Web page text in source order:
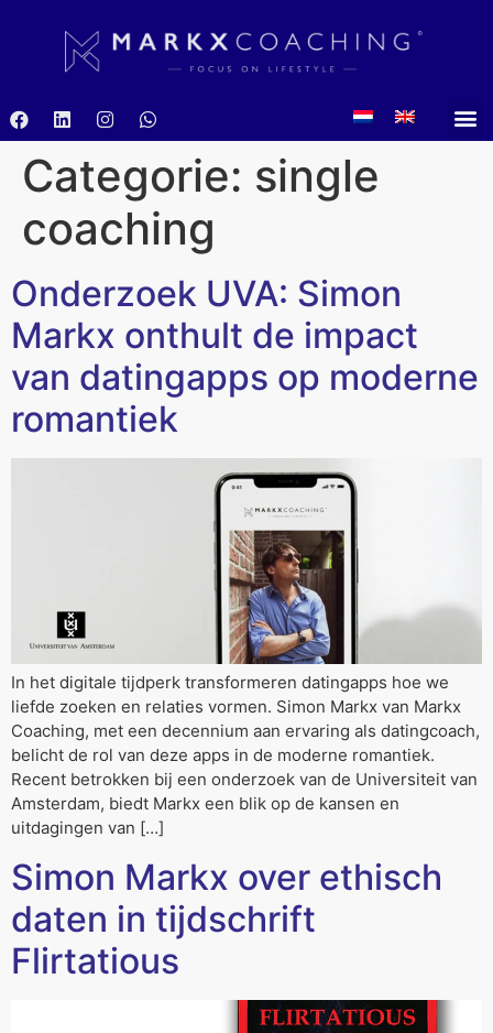
Categorie: single
coaching
Onderzoek UVA: Simon
Markx onthult de impact
van datingapps op moderne
romantiek
In het digitale tijdperk transformeren datingapps hoe we
liefde zoeken en relaties vormen. Simon Markx van Markx
Coaching, met een decennium aan ervaring als datingcoach,
belicht de rol van deze apps in de moderne romantiek.
Recent betrokken bij een onderzoek van de Universiteit van
Amsterdam, biedt Markx een blik op de kansen en
uitdagingen van […]
Simon Markx over ethisch
daten in tijdschrift
Flirtatious